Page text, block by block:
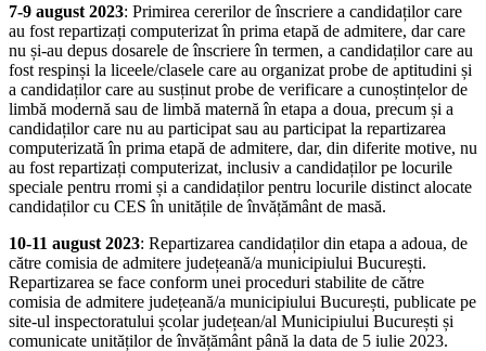
7-9 august 2023: Primirea cererilor de înscriere a candidaților care
au fost repartizați computerizat în prima etapă de admitere, dar care
nu și-au depus dosarele de înscriere în termen, a candidaților care au
fost respinși la liceele/clasele care au organizat probe de aptitudini și
a candidaților care au susținut probe de verificare a cunoștințelor de
limbă modernă sau de limbă maternă în etapa a doua, precum și a
candidaților care nu au participat sau au participat la repartizarea
computerizată în prima etapă de admitere, dar, din diferite motive, nu
au fost repartizați computerizat, inclusiv a candidaților pe locurile
speciale pentru rromi și a candidaților pentru locurile distinct alocate
candidaților cu CES în unitățile de învățământ de masă.
10-11 august 2023: Repartizarea candidaților din etapa a adoua, de
către comisia de admitere județeană/a municipiului București.
Repartizarea se face conform unei proceduri stabilite de către
comisia de admitere județeană/a municipiului București, publicate pe
site-ul inspectoratului școlar județean/al Municipiului București și
comunicate unităților de învățământ până la data de 5 iulie 2023.